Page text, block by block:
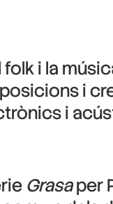
i la
i
i
Grasaper